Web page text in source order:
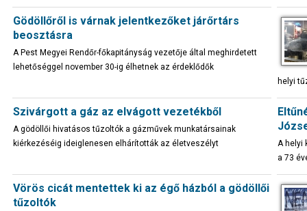
Gödöllőről is várnak jelentkezőket járőrtárs
beosztásra
A Pest Megyei Rendőr-főkapitányság vezetője által meghirdetett
lehetőséggel november 30-ig élhetnek az érdeklődők
helyi
Szivárgott a gáz az elvágott vezetékből
A gödöllői hivatásos tűzoltók a gázművek munkatársainak
kiérkezéséig ideiglenesen elhárították az életveszélyt
A helyi
a 73
Vörös cicát mentettek ki az égő házból a gödöllői
tűzoltók